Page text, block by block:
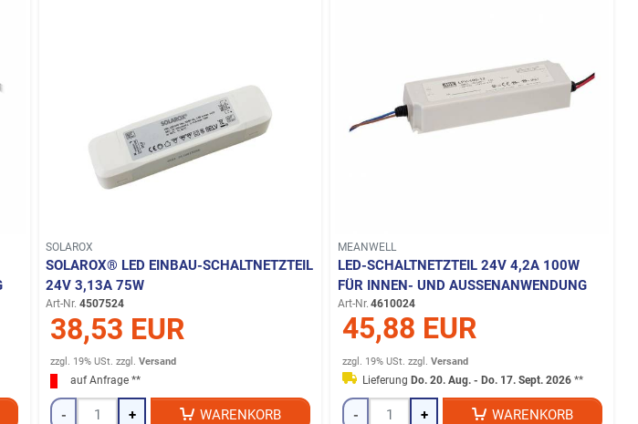
SOLAROX
SOLAROX® LED EINBAU-SCHALTNETZTEIL
24V 3,13A 75W
Art-Nr. 4507524
38,53 EUR
zzgl. 19% USt. zzgl.Versand
auf Anfrage **
- + WARENKORB
MEANWELL
LED-SCHALTNETZTEIL 24V 4,2A 100W
FÜR INNEN- UND AUSSENANWENDUNG
Art-Nr. 4610024
45,88 EUR
zzgl. 19% USt. zzgl. Versand
Lieferung Do. 20. Aug. - Do. 17. Sept. 2026**
- + WARENKORB